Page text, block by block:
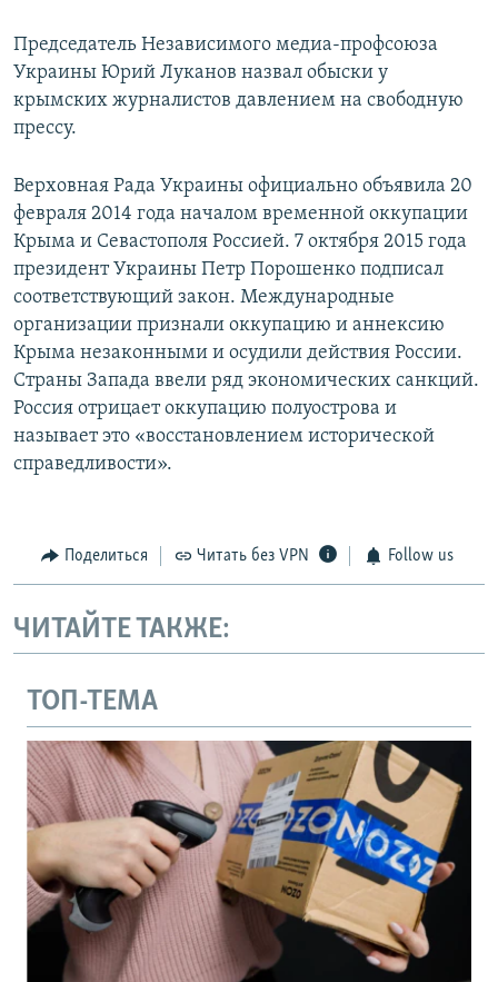
Председатель Независимого медиа-профсоюза
Украины Юрий Луканов назвал обыски у
крымских журналистов давлением на свободную
прессу.
Верховная Рада Украины официально объявила 20
февраля 2014 года началом временной оккупации
Крыма и Севастополя Россией. 7 октября 2015 года
президент Украины Петр Порошенко подписал
соответствующий закон. Международные
организации признали оккупацию и аннексию
Крыма незаконными и осудили действия России.
Страны Запада ввели ряд экономических санкций.
Россия отрицает оккупацию полуострова и
называет это «восстановлением исторической
справедливости».
Поделиться Читать без VPN Follow us
ЧИТАЙТЕ ТАКЖЕ:
ТОП-ТЕМА